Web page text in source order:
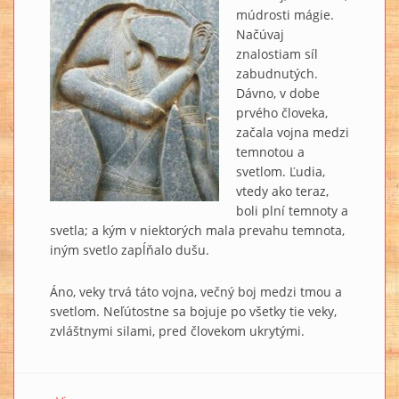
múdrosti mágie.
Načúvaj
znalostiam síl
zabudnutých.
Dávno, v dobe
prvého človeka,
začala vojna medzi
temnotou a
svetlom. Ľudia,
vtedy ako teraz,
boli plní temnoty a
svetla; a kým v niektorých mala prevahu temnota,
iným svetlo zapĺňalo dušu.
Áno, veky trvá táto vojna, večný boj medzi tmou a
svetlom. Neľútostne sa bojuje po všetky tie veky,
zvláštnymi silami, pred človekom ukrytými.